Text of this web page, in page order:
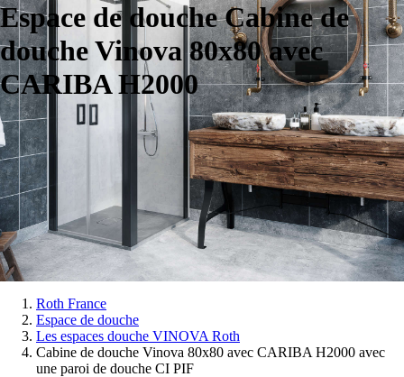
Espace de douche Cabine de
douche Vinova 80x80 avec
CARIBA H2000
Vous
êtes
Roth France
Espace de douche
Les espaces douche VINOVA Roth
Cabine de douche Vinova 80x80 avec CARIBA H2000 avec
une paroi de douche CI PIF